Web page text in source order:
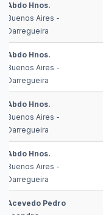
Abdo Hnos.
Buenos Aires -
Darregueira
Abdo Hnos.
Buenos Aires -
Darregueira
Abdo Hnos.
Buenos Aires -
Darregueira
Abdo Hnos.
Buenos Aires -
Darregueira
Acevedo Pedro